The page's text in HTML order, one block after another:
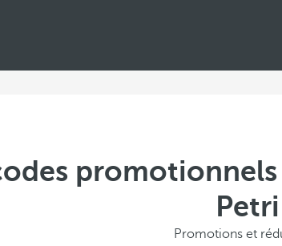
Petri
Promotions et